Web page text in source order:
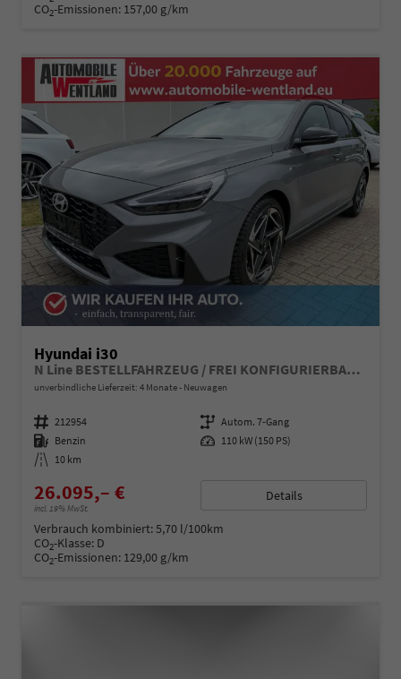
CO2-Emissionen: 157,00 g/km
Hyundai i30
N Line BESTELLFAHRZEUG / FREI KONFIGURIERBAR *5 Jahre Garantie*
unverbindliche Lieferzeit: 4 Monate Neuwagen
Fahrzeugnummer 212954 Getriebe Autom. 7-Gang
Kraftstoff Benzin Leistung 110 kW (150 PS)
Kilometerstand 10 km
26.095,– €
incl. 19% MwSt.
Details
Verbrauch kombiniert:5,70 l/100km
CO2-Klasse: D
CO2-Emissionen: 129,00 g/km